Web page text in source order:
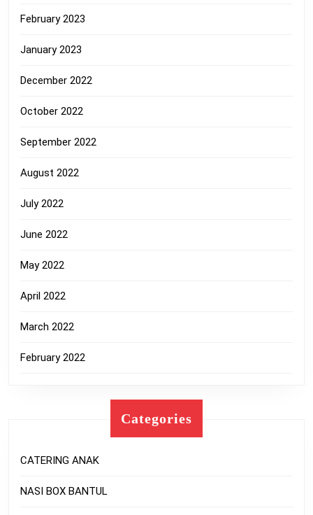
February 2023
January 2023
December 2022
October 2022
September 2022
August 2022
July 2022
June 2022
May 2022
April 2022
March 2022
February 2022
Categories
CATERING ANAK
NASI BOX BANTUL